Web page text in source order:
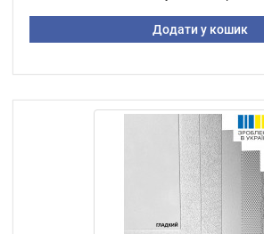
Додати у кошик